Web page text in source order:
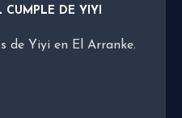
CUMPLE DE YIYI
de Yiyi en El Arranke.